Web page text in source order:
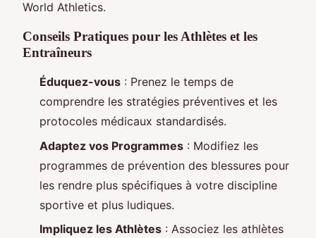
World Athletics.
Conseils Pratiques pour les Athlètes et les
Entraîneurs
Éduquez-vous : Prenez le temps de
comprendre les stratégies préventives et les
protocoles médicaux standardisés.
Adaptez vos Programmes : Modifiez les
programmes de prévention des blessures pour
les rendre plus spécifiques à votre discipline
sportive et plus ludiques.
Impliquez les Athlètes : Associez les athlètes